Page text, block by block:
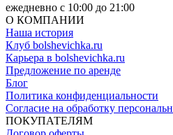
ежедневно с 10:00 до 21:00
О КОМПАНИИ
Наша история
Клуб bolshevichka.ru
Карьера в bolshevichka.ru
Предложение по аренде
Блог
Политика конфиденциальности
Согласие на обработку
ПОКУПАТЕЛЯМ